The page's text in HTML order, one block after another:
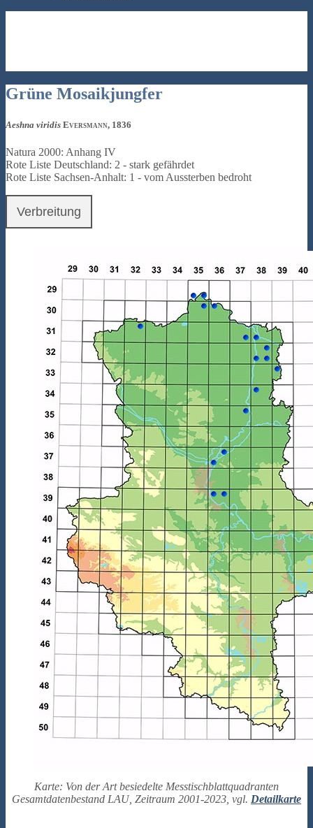
Grüne Mosaikjungfer
Aeshna viridis Eversmann, 1836
Natura 2000: Anhang IV
Rote Liste Deutschland: 2 - stark gefährdet
Rote Liste Sachsen-Anhalt: 1 - vom Aussterben bedroht
Verbreitung
Karte: Von der Art besiedelte Messtischblattquadranten
Gesamtdatenbestand LAU, Zeitraum 2001-2023, vgl. Detailkarte